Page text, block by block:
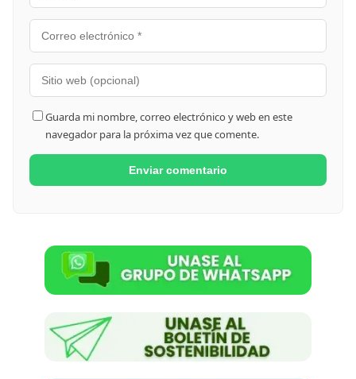
Guarda mi nombre, correo electrónico y web en este
navegador para la próxima vez que comente.